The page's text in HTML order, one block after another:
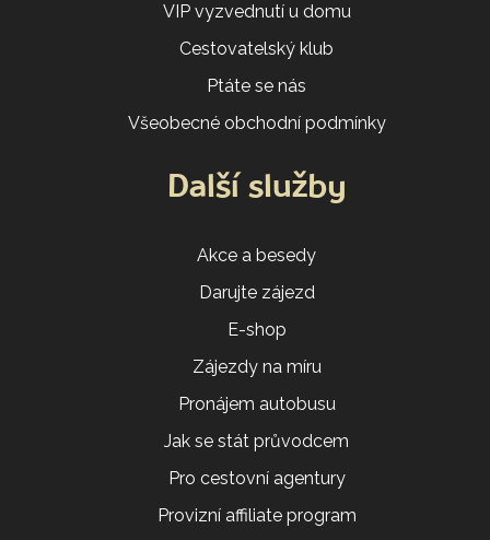
VIP vyzvednutí u domu
Cestovatelský klub
Ptáte se nás
Všeobecné obchodní podmínky
Další služby
Akce a besedy
Darujte zájezd
E-shop
Zájezdy na míru
Pronájem autobusu
Jak se stát průvodcem
Pro cestovní agentury
Provizní affiliate program